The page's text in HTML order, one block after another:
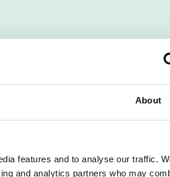
About
features and to analyse our traffic.
and analytics partners who may
verkligen ditt intresse.
aktuella uppdrag.